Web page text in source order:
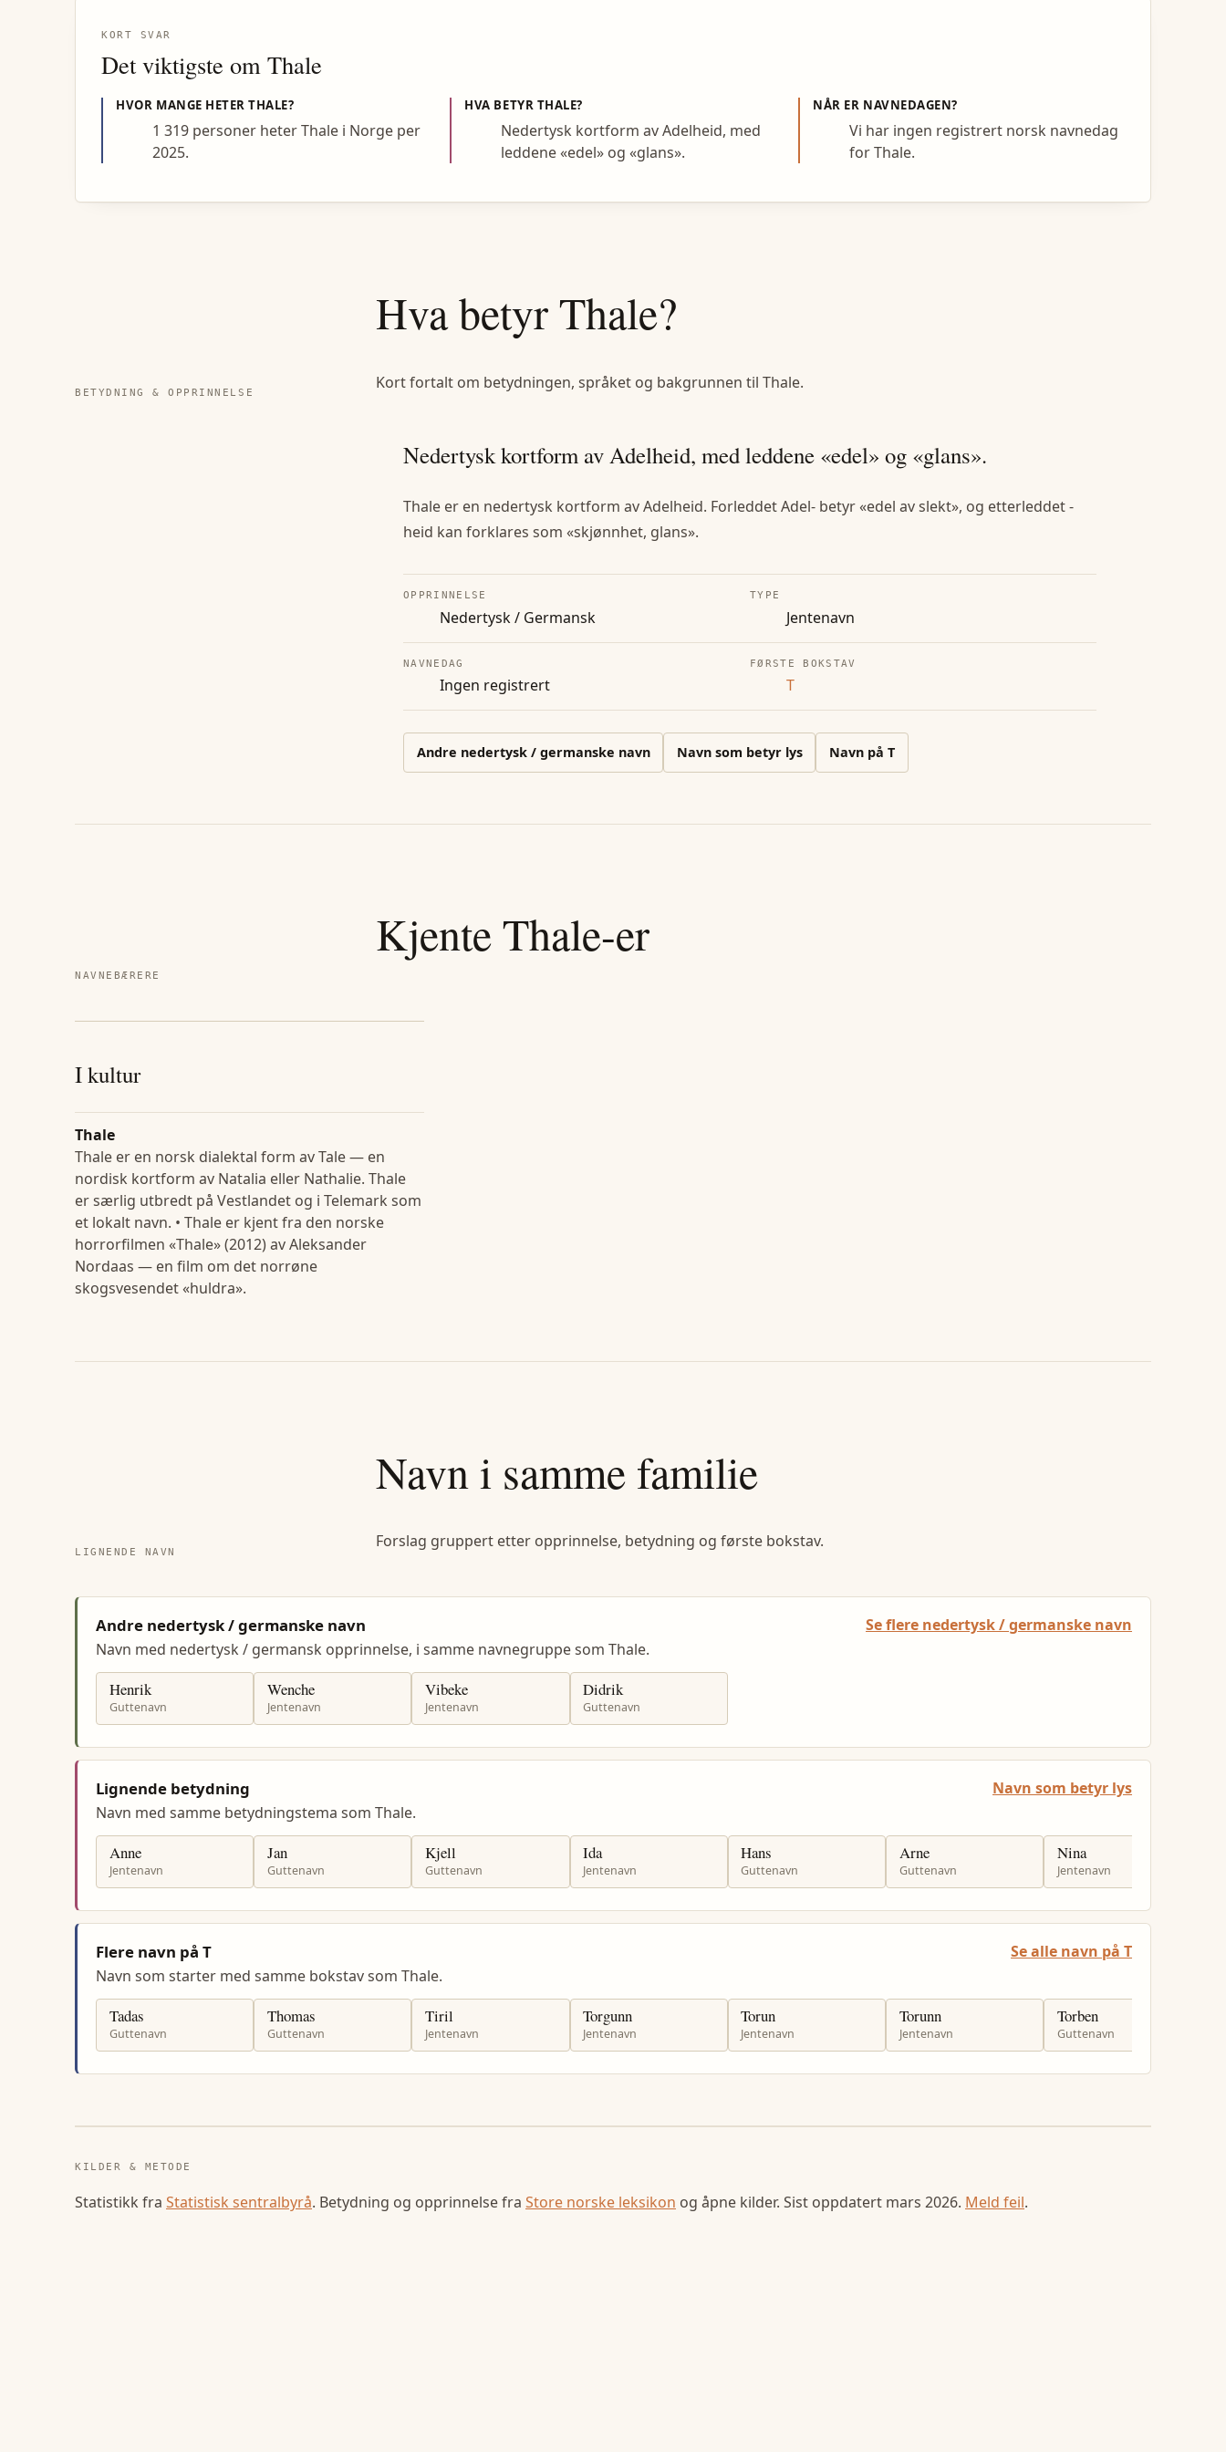
KORT SVAR
Det viktigste om Thale
HVOR MANGE HETERTHALE?
1 319 personer heter Thale i Norge per
2025.
HVA BETYR THALE?
Nedertysk kortform av Adelheid, med
leddene «edel» og «glans».
NÅR ER NAVNEDAGEN?
Vi har ingen registrert norsk navnedag
for Thale.
BETYDNING & OPPRINNELSE
Hva betyrThale?
Kort fortalt om betydningen, språket og bakgrunnen til Thale.
Nedertysk kortform av Adelheid, med leddene «edel» og «glans».
Thale er en nedertysk kortform av Adelheid. Forleddet Adel- betyr «edel av slekt», og etterleddet -
heid kan forklares som «skjønnhet, glans».
OPPRINNELSE
Nedertysk / Germansk
TYPE
Jentenavn
NAVNEDAG
Ingen registrert
FØRSTE BOKSTAV
T
Andre nedertysk / germanske navn Navn som betyr lys Navn på T
NAVNEBÆRERE
KjenteThale-er
I kultur
Thale
Thale er en norsk dialektal form av Tale — en
nordisk kortform av Natalia eller Nathalie. Thale
er særlig utbredt på Vestlandet og i Telemark som
et lokalt navn. • Thale er kjent fra den norske
horrorfilmen «Thale» (2012) av Aleksander
Nordaas — en film om det norrøne
skogsvesendet «huldra».
LIGNENDE NAVN
Navn i samme familie
Forslag gruppert etter opprinnelse, betydning og første bokstav.
Andre nedertysk / germanske navn
Navn med nedertysk / germansk opprinnelse, i samme navnegruppe som Thale.
Se flere nedertysk / germanske navn
Henrik
Guttenavn
Wenche
Jentenavn
Vibeke
Jentenavn
Didrik
Guttenavn
Lignende betydning
Navn med samme betydningstema som Thale.
Navn som betyr lys
Anne
Jentenavn
Jan
Guttenavn
Kjell
Guttenavn
Ida
Jentenavn
Hans
Guttenavn
Arne
Guttenavn
Nina
Jentenavn
Flere navn på T
Navn som starter med samme bokstav som Thale.
Se alle navn på T
Tadas
Guttenavn
Thomas
Guttenavn
Tiril
Jentenavn
Torgunn
Jentenavn
Torun
Jentenavn
Torunn
Jentenavn
Torben
Guttenavn
KILDER & METODE
Statistikk fra Statistisk sentralbyrå. Betydning og opprinnelse fra Store norske leksikon og åpne kilder. Sist oppdatert mars 2026. Meld feil.